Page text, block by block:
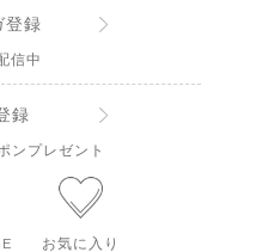
登録
信中
録
ンプレゼント
お気に入り